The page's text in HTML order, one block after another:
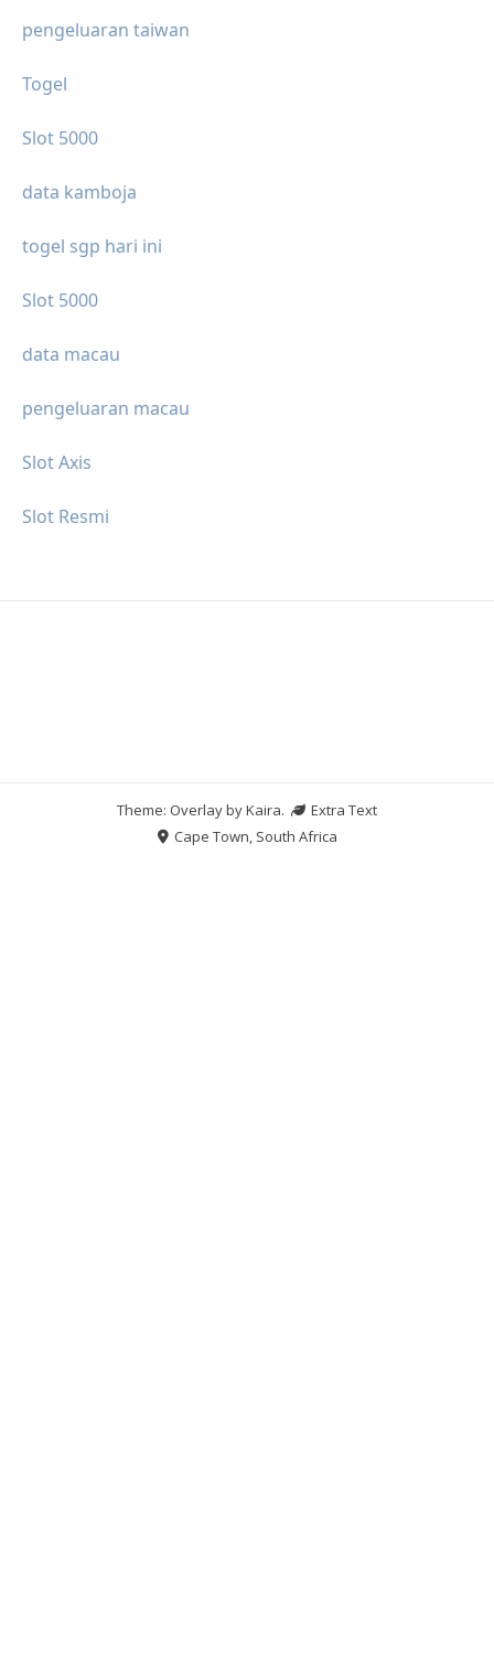
pengeluaran taiwan
Togel
Slot 5000
data kamboja
togel sgp hari ini
Slot 5000
data macau
pengeluaran macau
Slot Axis
Slot Resmi
Theme: Overlay byKaira.
Extra Text
Cape Town, South Africa